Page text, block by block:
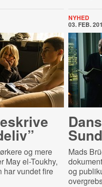
og mere
May el-Toukhy,
vundet fire
NYHED
03. FEB.
Mads
og